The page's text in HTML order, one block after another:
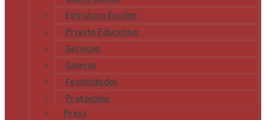
Estrutura Escolar
Projeto Educativo
Serviços
Galeria
Festividades
Protocolos
Press